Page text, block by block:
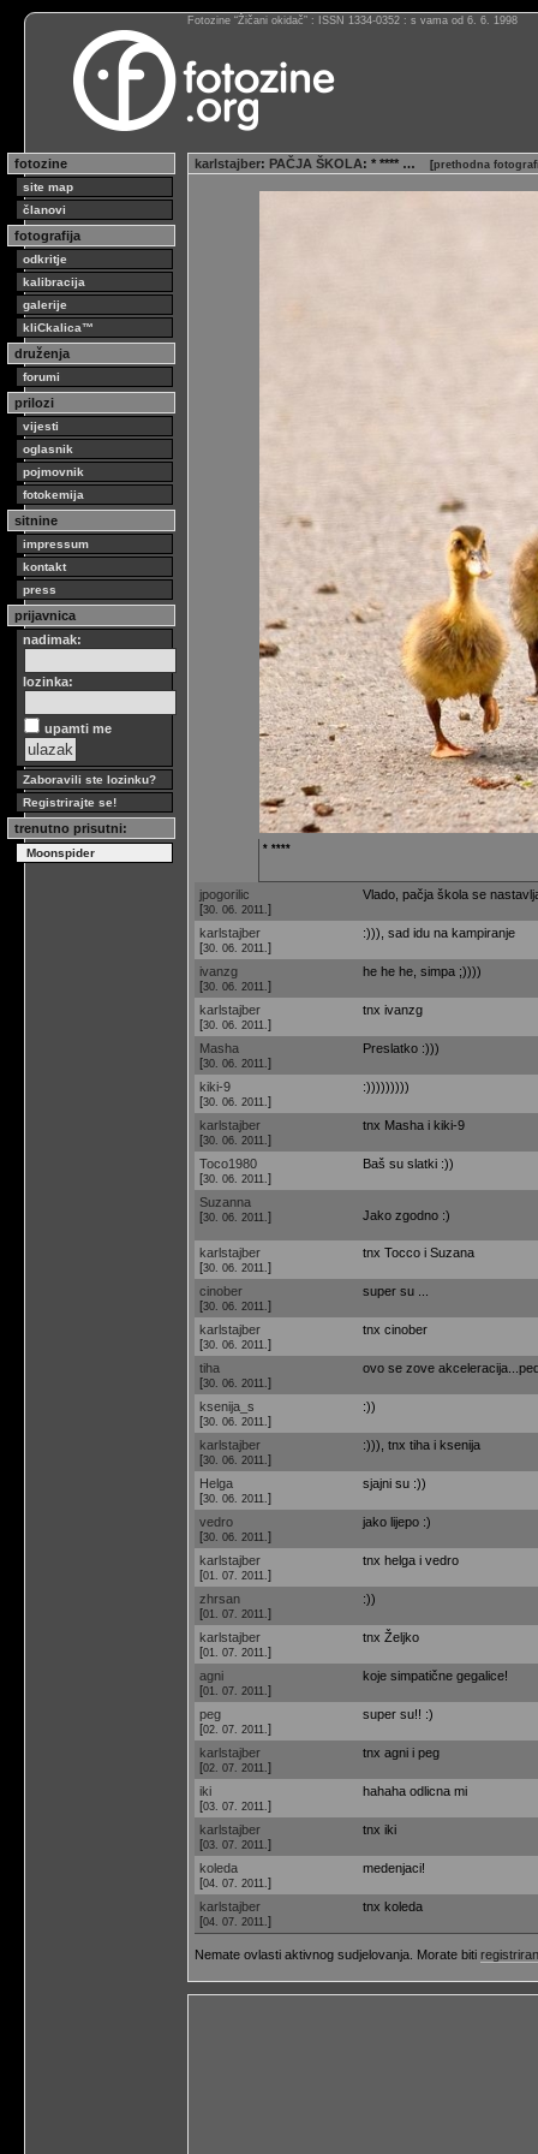
Fotozine “Žičani okidač” : ISSN 1334-0352 : s vama od 6. 6. 1998
fotozine
site map
članovi
fotografija
odkritje
kalibracija
galerije
kliCkalica™
druženja
forumi
prilozi
vijesti
oglasnik
pojmovnik
fotokemija
sitnine
impressum
kontakt
press
prijavnica
nadimak:
lozinka:
upamti me
Zaboravili ste lozinku?
Registrirajte se!
trenutno prisutni:
Moonspider
karlstajber: PAČJA ŠKOLA: * **** … [prethodna
* ****
jpogorilic
[30. 06. 2011. ]
Vlado, pačja škola se
karlstajber
[30. 06. 2011. ]
:))), sad idu na kampiranje
ivanzg
[30. 06. 2011. ]
he he he, simpa ;))))
karlstajber
[30. 06. 2011. ]
tnx ivanzg
Masha
[30. 06. 2011. ]
Preslatko :)))
kiki-9
[30. 06. 2011. ]
:)))))))))
karlstajber
[30. 06. 2011. ]
tnx Masha i kiki-9
Toco1980
[30. 06. 2011. ]
Baš su slatki :))
Suzanna
[30. 06. 2011. ] Jako zgodno :)
karlstajber
[30. 06. 2011. ]
tnx Tocco i Suzana
cinober
[30. 06. 2011. ]
super su ...
karlstajber
[30. 06. 2011. ]
tnx cinober
tiha
[30. 06. 2011. ]
ovo se zove
ksenija_s
[30. 06. 2011. ]
:))
karlstajber
[30. 06. 2011. ]
:))), tnx tiha i ksenija
Helga
[30. 06. 2011. ]
sjajni su :))
vedro
[30. 06. 2011. ]
jako lijepo :)
karlstajber
[01. 07. 2011. ]
tnx helga i vedro
zhrsan
[01. 07. 2011. ]
:))
karlstajber
[01. 07. 2011. ]
tnx Željko
agni
[01. 07. 2011. ]
koje simpatične gegalice!
peg
[02. 07. 2011. ]
super su!! :)
karlstajber
[02. 07. 2011. ]
tnx agni i peg
iki
[03. 07. 2011. ]
hahaha odlicna mi
karlstajber
[03. 07. 2011. ]
tnx iki
koleda
[04. 07. 2011. ]
medenjaci!
karlstajber
[04. 07. 2011. ]
tnx koleda
Nemate ovlasti aktivnog sudjelovanja. Morate biti